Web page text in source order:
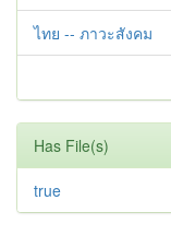
ไทย -- ภาวะสังคม
Has File(s)
true